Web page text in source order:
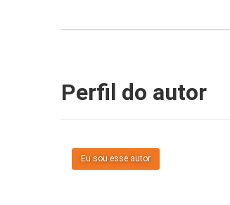
Perfil do autor
Eu sou esse autor